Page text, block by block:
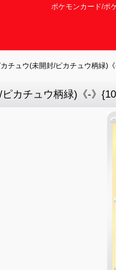
ポケモンカード/ポ
チュウ(未開封/ピカチュウ柄緑)
カチュウ柄緑)《-》